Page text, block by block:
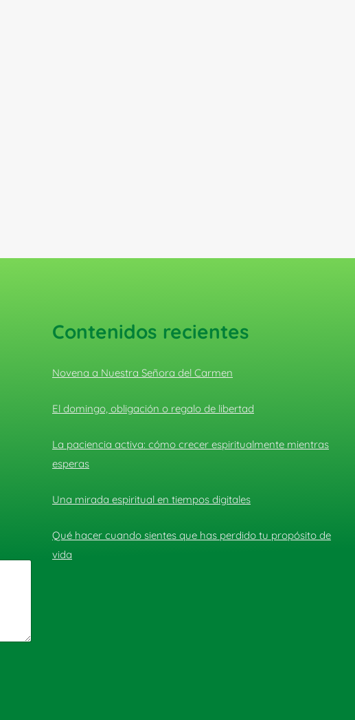
Contenidos recientes
Novena a Nuestra Señora del Carmen
El domingo, obligación o regalo de libertad
La paciencia activa: cómo crecer espiritualmente mientras
esperas
Una mirada espiritual en tiempos digitales
Qué hacer cuando sientes que has perdido tu propósito de
vida